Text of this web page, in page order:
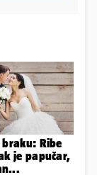
Ribe
je papučar,